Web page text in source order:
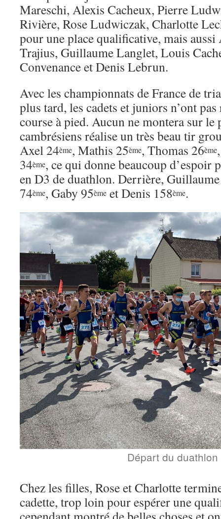
Mareschi, Alexis Cacheux, Pierre
Rivière, Rose Ludwiczak, Charlotte
pour une place qualificative, mais
Trajius, Guillaume Langlet, Louis
Convenance et Denis Lebrun.
Avec les championnats de France de
plus tard, les cadets et juniors n’ont
course à pied. Aucun ne montera sur le
cambrésiens réalise un très beau tir
Axel 24ème, Mathis 25ème, Thomas 26ème
34ème, ce qui donne beaucoup d’espoir
en D3 de duathlon. Derrière,
74ème, Gaby 95ème et Denis 158ème.
Départ du duathlon
Chez les filles, Rose et Charlotte
cadette, trop loin pour espérer une